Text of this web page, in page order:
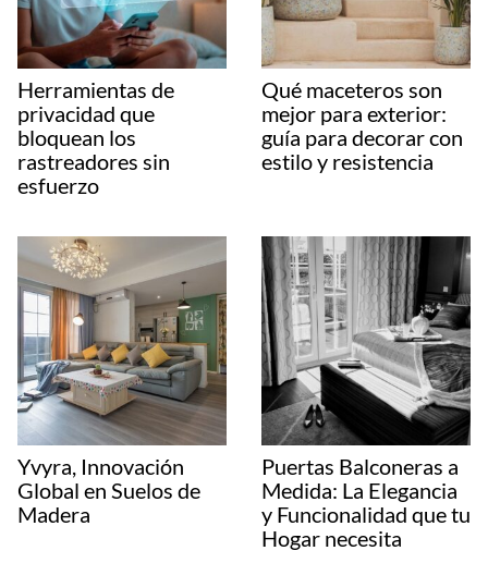
Herramientas de
privacidad que
bloquean los
rastreadores sin
esfuerzo
Qué maceteros son
mejor para exterior:
guía para decorar con
estilo y resistencia
Yvyra, Innovación
Global en Suelos de
Madera
Puertas Balconeras a
Medida: La Elegancia
y Funcionalidad que tu
Hogar necesita